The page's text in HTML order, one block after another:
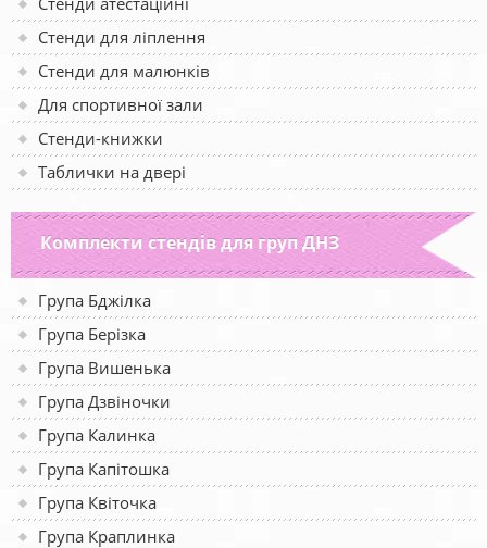
Стенди для ліплення
Стенди для малюнків
Для спортивної зали
Стенди-книжки
Таблички на двері
Комплекти стендів для груп ДНЗ
Група Бджілка
Група Берізка
Група Вишенька
Група Дзвіночки
Група Калинка
Група Капітошка
Група Квіточка
Група Краплинка